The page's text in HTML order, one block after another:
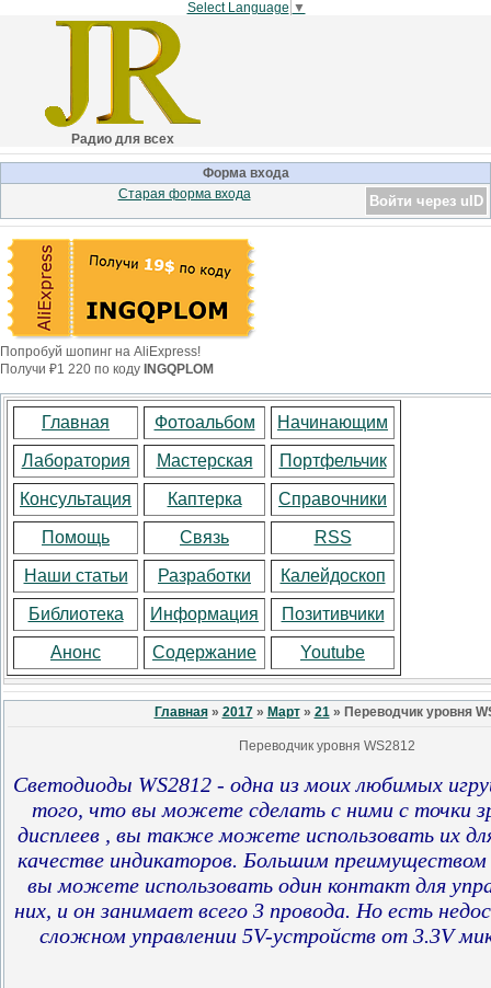
Select Language ▼
Радио для всех
Форма входа
Войти через uID
Старая форма входа
Попробуй шопинг на AliExpress!
Получи ₽1 220 по коду INGQPLOM
Главная Фотоальбом Начинающим
Лаборатория Мастерская Портфельчик
Консультация Каптерка Справочники
Помощь Связь RSS
Наши статьи Разработки Калейдоскоп
Библиотека Информация Позитивчики
Анонс Содержание Youtube
Главная» 2017 » Март » 21» Переводчик уровня
Переводчик уровня WS2812
Светодиоды WS2812 - одна из моих любимых
того, что вы можете сделать с ними с точки
дисплеев , вы также можете использовать их
качестве индикаторов. Большим
вы можете использовать один контакт для
них, и он занимает всего 3 провода. Но есть
сложном управлении 5V-устройств от 3.3V